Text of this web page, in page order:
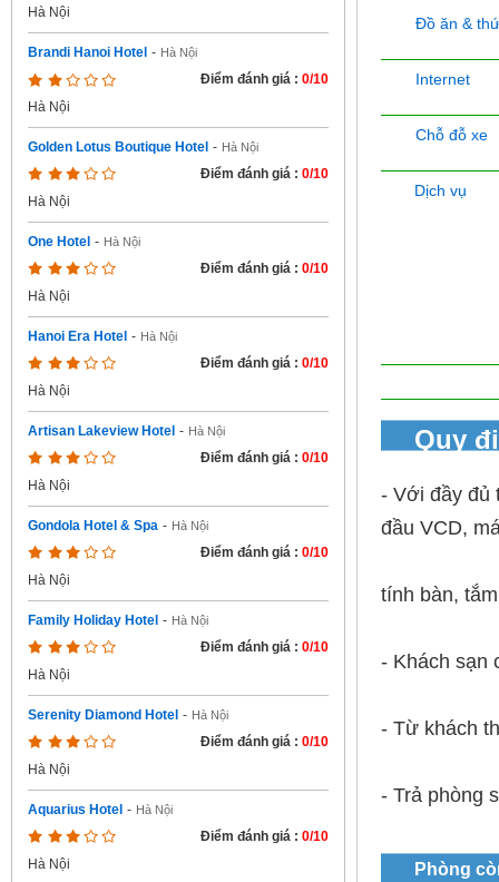
Hà Nội
Brandi Hanoi Hotel - Hà Nội
Điểm đánh giá : 0/10
Hà Nội
Golden Lotus Boutique Hotel - Hà Nội
Điểm đánh giá : 0/10
Hà Nội
One Hotel - Hà Nội
Điểm đánh giá : 0/10
Hà Nội
Hanoi Era Hotel - Hà Nội
Điểm đánh giá : 0/10
Hà Nội
Artisan Lakeview Hotel - Hà Nội
Điểm đánh giá : 0/10
Hà Nội
Gondola Hotel & Spa - Hà Nội
Điểm đánh giá : 0/10
Hà Nội
Family Holiday Hotel - Hà Nội
Điểm đánh giá : 0/10
Hà Nội
Serenity Diamond Hotel - Hà Nội
Điểm đánh giá : 0/10
Hà Nội
Aquarius Hotel - Hà Nội
Điểm đánh giá : 0/10
Hà Nội
Đồ ăn &
Internet
Chỗ đỗ xe
Dịch vụ
Quy
- Với đầy đủ
đầu VCD,
tính bàn,
- Khách sạn
- Từ khách
- Trả phòng
Phòng